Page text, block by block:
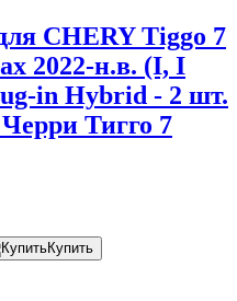
CHERY Tiggo 7
2022-н.в. (I, I
in Hybrid - 2 шт.
Тигго 7
Купить